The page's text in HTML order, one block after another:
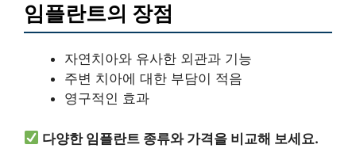
임플란트의 장점
자연치아와 유사한 외관과 기능
주변 치아에 대한 부담이 적음
영구적인 효과
다양한 임플란트 종류와 가격을 비교해 보세요.